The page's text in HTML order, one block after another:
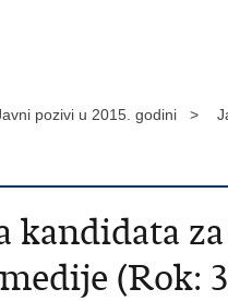
pozivi u 2015. godini >
kandidata
(Rok: